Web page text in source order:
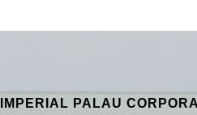
IMPERIAL PALAU